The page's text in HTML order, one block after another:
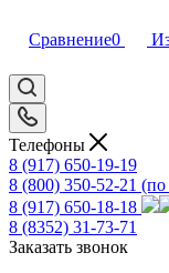
Сравнение0
Телефоны
8 (917) 650-19-19
8 (800) 350-52-21 (по
8 (917) 650-18-18
8 (8352) 31-73-71
Заказать звонок